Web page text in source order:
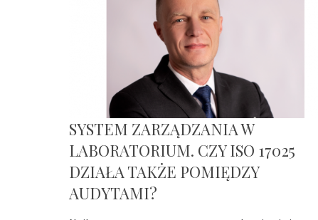
SYSTEM ZARZĄDZANIA W
LABORATORIUM. CZY ISO 17025
DZIAŁA TAKŻE POMIĘDZY
AUDYTAMI?